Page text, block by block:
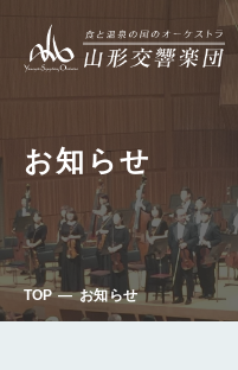
お知らせ
TOP お知らせ